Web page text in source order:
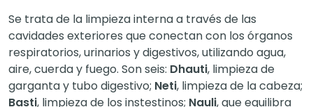
Se trata de la limpieza interna a través de las
cavidades exteriores que conectan con los órganos
respiratorios, urinarios y digestivos, utilizando agua,
aire, cuerda y fuego. Son seis: Dhauti, limpieza de
garganta y tubo digestivo; Neti, limpieza de la cabeza;
Basti, limpieza de los instestinos; Nauli, que equilibra